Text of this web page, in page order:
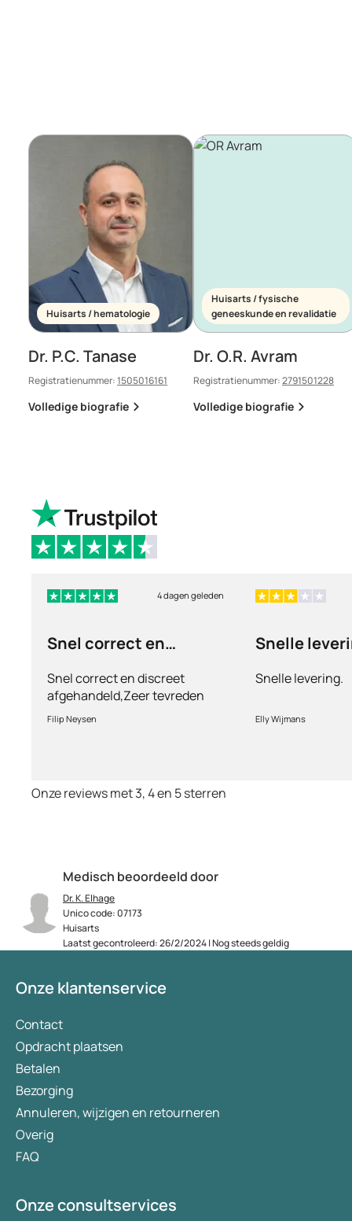
Medisch beoordeeld door
Dr. K. Elhage
Unico code: 07173
Huisarts
Laatst gecontroleerd: 26/2/2024 | Nog steeds geldig
Huisarts / hematologie
Dr. P.C. Tanase
Registratienummer:1505016161
Volledige biografie
Huisarts / fysische
geneeskunde en revalidatie
Dr. O.R. Avram
Registratienummer:2791501228
Volledige biografie
4 dagen geleden
Snel correct en
Snel correct en discreet
afgehandeld,Zeer tevreden
met de service en patiënt
vriendelijkheid.Vermoedelijk
Filip Neysen
Snelle
Snelle levering.
Elly Wijmans
Onze reviews met 3, 4 en 5 sterren
Onze klantenservice
Contact
Opdracht plaatsen
Betalen
Bezorging
Annuleren, wijzigen en retourneren
Overig
FAQ
Onze consultservices